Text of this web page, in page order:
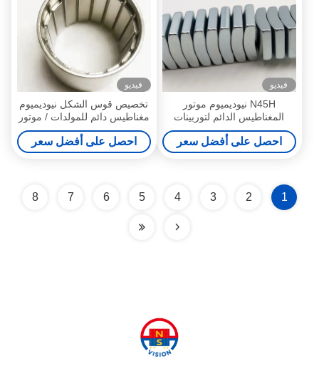
فيديو
N45H نيوديميوم موتور
المغناطيس الدائم لتوربينات
الرياح مولد
احصل على أفضل سعر
فيديو
تخصيص قوس الشكل نيوديميوم
مغناطيس دائم للمولدات / موتور
احصل على أفضل سعر
1
2
3
4
5
6
7
8